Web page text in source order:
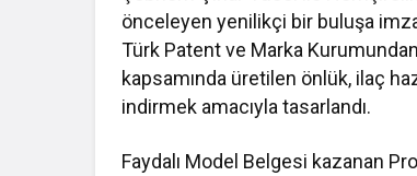
önceleyen yenilikçi bir buluşa
Türk Patent ve Marka
kapsamında üretilen önlük, ilaç
indirmek amacıyla tasarlandı.
Faydalı Model Belgesi kazanan